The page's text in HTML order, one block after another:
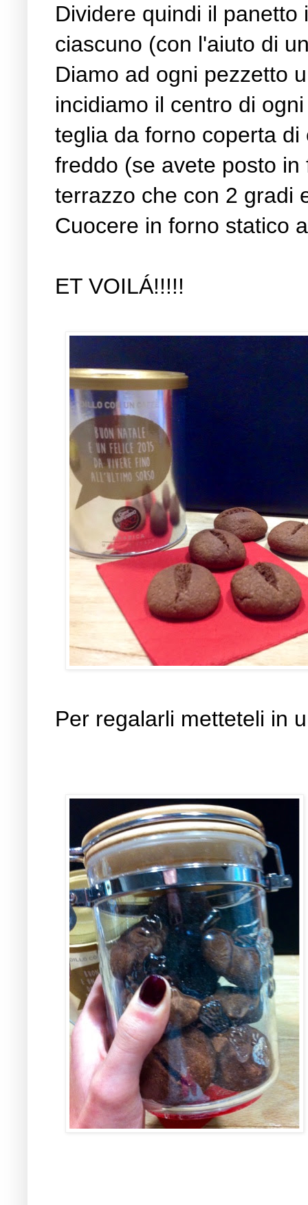
Dividere quindi il
ciascuno (con l'aiuto di
Diamo ad ogni pezzetto
incidiamo il centro di
teglia da forno coperta
freddo (se avete posto
terrazzo che con 2 gradi
Cuocere in forno statico
ET VOILÁ!!!!!
Per regalarli metteteli in